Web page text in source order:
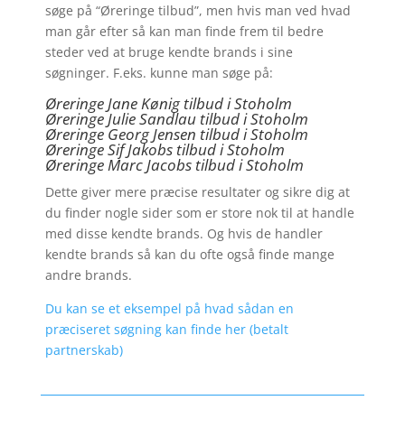
søge på “Øreringe tilbud”, men hvis man ved hvad
man går efter så kan man finde frem til bedre
steder ved at bruge kendte brands i sine
søgninger. F.eks. kunne man søge på:
Øreringe Jane Kønig tilbud i Stoholm
Øreringe Julie Sandlau tilbud i Stoholm
Øreringe Georg Jensen tilbud i Stoholm
ØreringeSif Jakobs tilbud i Stoholm
Øreringe Marc Jacobs tilbud i Stoholm
Dette giver mere præcise resultater og sikre dig at
du finder nogle sider som er store nok til at handle
med disse kendte brands. Og hvis de handler
kendte brands så kan du ofte også finde mange
andre brands.
Du kan se et eksempel på hvad sådan en
præciseret søgning kan finde her (betalt
partnerskab)